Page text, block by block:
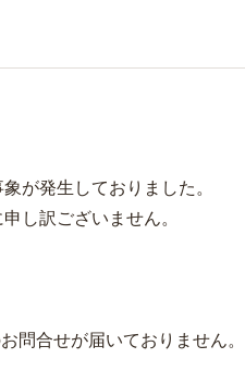
が発生しておりました。
し訳ございません。
問合せが届いておりません。